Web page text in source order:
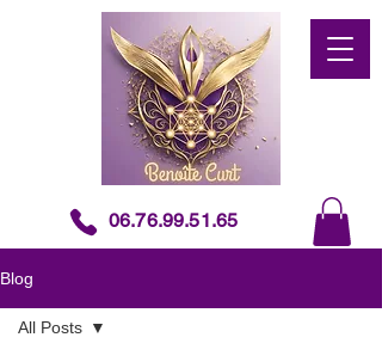
06.76.99.51.65
Blog
All Posts